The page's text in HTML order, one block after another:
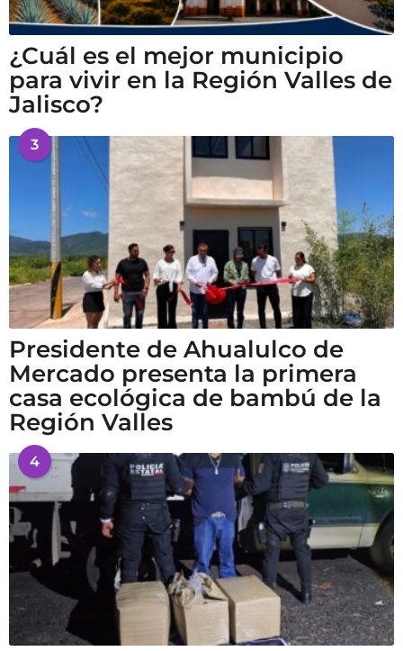
¿Cuál es el mejor municipio
para vivir en la Región Valles de
Jalisco?
3
Presidente de Ahualulco de
Mercado presenta la primera
casa ecológica de bambú de la
Región Valles
4